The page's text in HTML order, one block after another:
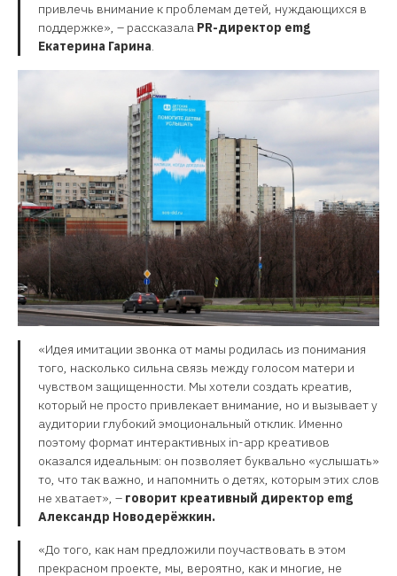
привлечь внимание к проблемам детей, нуждающихся в
поддержке», – рассказала PR-директор emg
Екатерина Гарина.
«Идея имитации звонка от мамы родилась из понимания
того, насколько сильна связь между голосом матери и
чувством защищенности. Мы хотели создать креатив,
который не просто привлекает внимание, но и вызывает у
аудитории глубокий эмоциональный отклик. Именно
поэтому формат интерактивных in-app креативов
оказался идеальным: он позволяет буквально «услышать»
то, что так важно, и напомнить о детях, которым этих слов
не хватает», – говорит креативный директор emg
Александр Новодерёжкин.
«До того, как нам предложили поучаствовать в этом
прекрасном проекте, мы, вероятно, как и многие, не